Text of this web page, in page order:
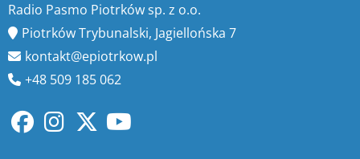
Radio Pasmo Piotrków sp. z o.o.
Piotrków Trybunalski, Jagiellońska 7
kontakt@epiotrkow.pl
+48 509 185 062